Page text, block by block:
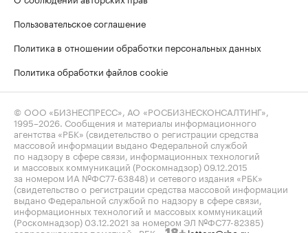
Пользовательское соглашение
Политика в отношении обработки персональных данных
Политика обработки файлов cookie
© ООО «БИЗНЕСПРЕСС», АО «РОСБИЗНЕСКОНСАЛТИНГ»,
1995–2026 . Сообщения и материалы информационного
агентства «РБК» (свидетельство о регистрации средства
массовой информации выдано Федеральной службой
по надзору в сфере связи, информационных технологий
и массовых коммуникаций (Роскомнадзор) 09.12.2015
за номером ИА №ФС77-63848) и сетевого издания «РБК»
(свидетельство о регистрации средства массовой информации
выдано Федеральной службой по надзору в сфере связи,
информационных технологий и массовых коммуникаций
(Роскомнадзор) 03.12.2021 за номером ЭЛ №ФС77-82385)